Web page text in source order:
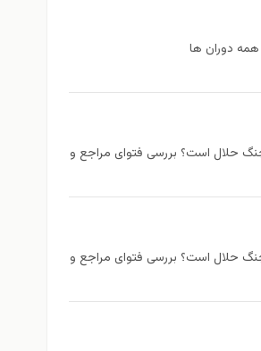
حلال است؟ بررسی فتوای مراجع و
حلال است؟ بررسی فتوای مراجع و